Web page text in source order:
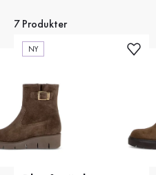
7 Produkter
NY